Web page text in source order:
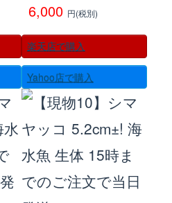
6,000 円(税別)
楽天店で購入
Yahoo店で購入